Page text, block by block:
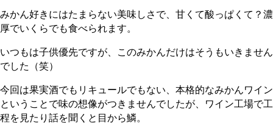
みかん好きにはたまらない美味しさで、甘くて酸っぱくて？濃
厚でいくらでも食べられます。
いつもは子供優先ですが、このみかんだけはそうもいきません
でした（笑）
今回は果実酒でもリキュールでもない、本格的なみかんワイン
ということで味の想像がつきませんでしたが、ワイン工場で工
程を見たり話を聞くと目から鱗。